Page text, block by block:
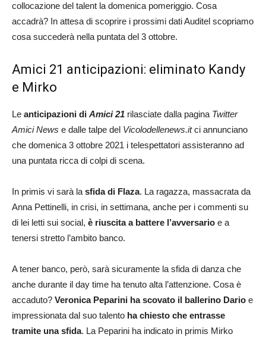
collocazione del talent la domenica pomeriggio. Cosa
accadrà? In attesa di scoprire i prossimi dati Auditel scopriamo
cosa succederà nella puntata del 3 ottobre.
Amici 21 anticipazioni: eliminato Kandy
e Mirko
Le anticipazioni di Amici 21 rilasciate dalla pagina Twitter
Amici News e dalle talpe del Vicolodellenews.itci annunciano
che domenica 3 ottobre 2021 i telespettatori assisteranno ad
una puntata ricca di colpi di scena.
In primis vi sarà la sfida di Flaza. La ragazza, massacrata da
Anna Pettinelli, in crisi, in settimana, anche per i commenti su
di lei letti sui social, è riuscita a battere l’avversario e a
tenersi stretto l’ambito banco.
A tener banco, però, sarà sicuramente la sfida di danza che
anche durante il day time ha tenuto alta l’attenzione. Cosa è
accaduto? Veronica Peparini ha scovato il ballerino Dario e
impressionata dal suo talento ha chiesto che entrasse
tramite una sfida. La Peparini ha indicato in primis Mirko